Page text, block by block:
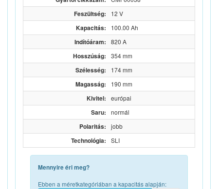
Feszültség: 12 V
Kapacitás: 100.00 Ah
Indítóáram: 820 A
Hosszúság: 354 mm
Szélesség: 174 mm
Magasság: 190 mm
Kivitel: európai
Saru: normál
Polaritás: jobb
Technológia: SLI
Mennyire éri meg?
Ebben a méretkategóriában a kapacitás alapján: